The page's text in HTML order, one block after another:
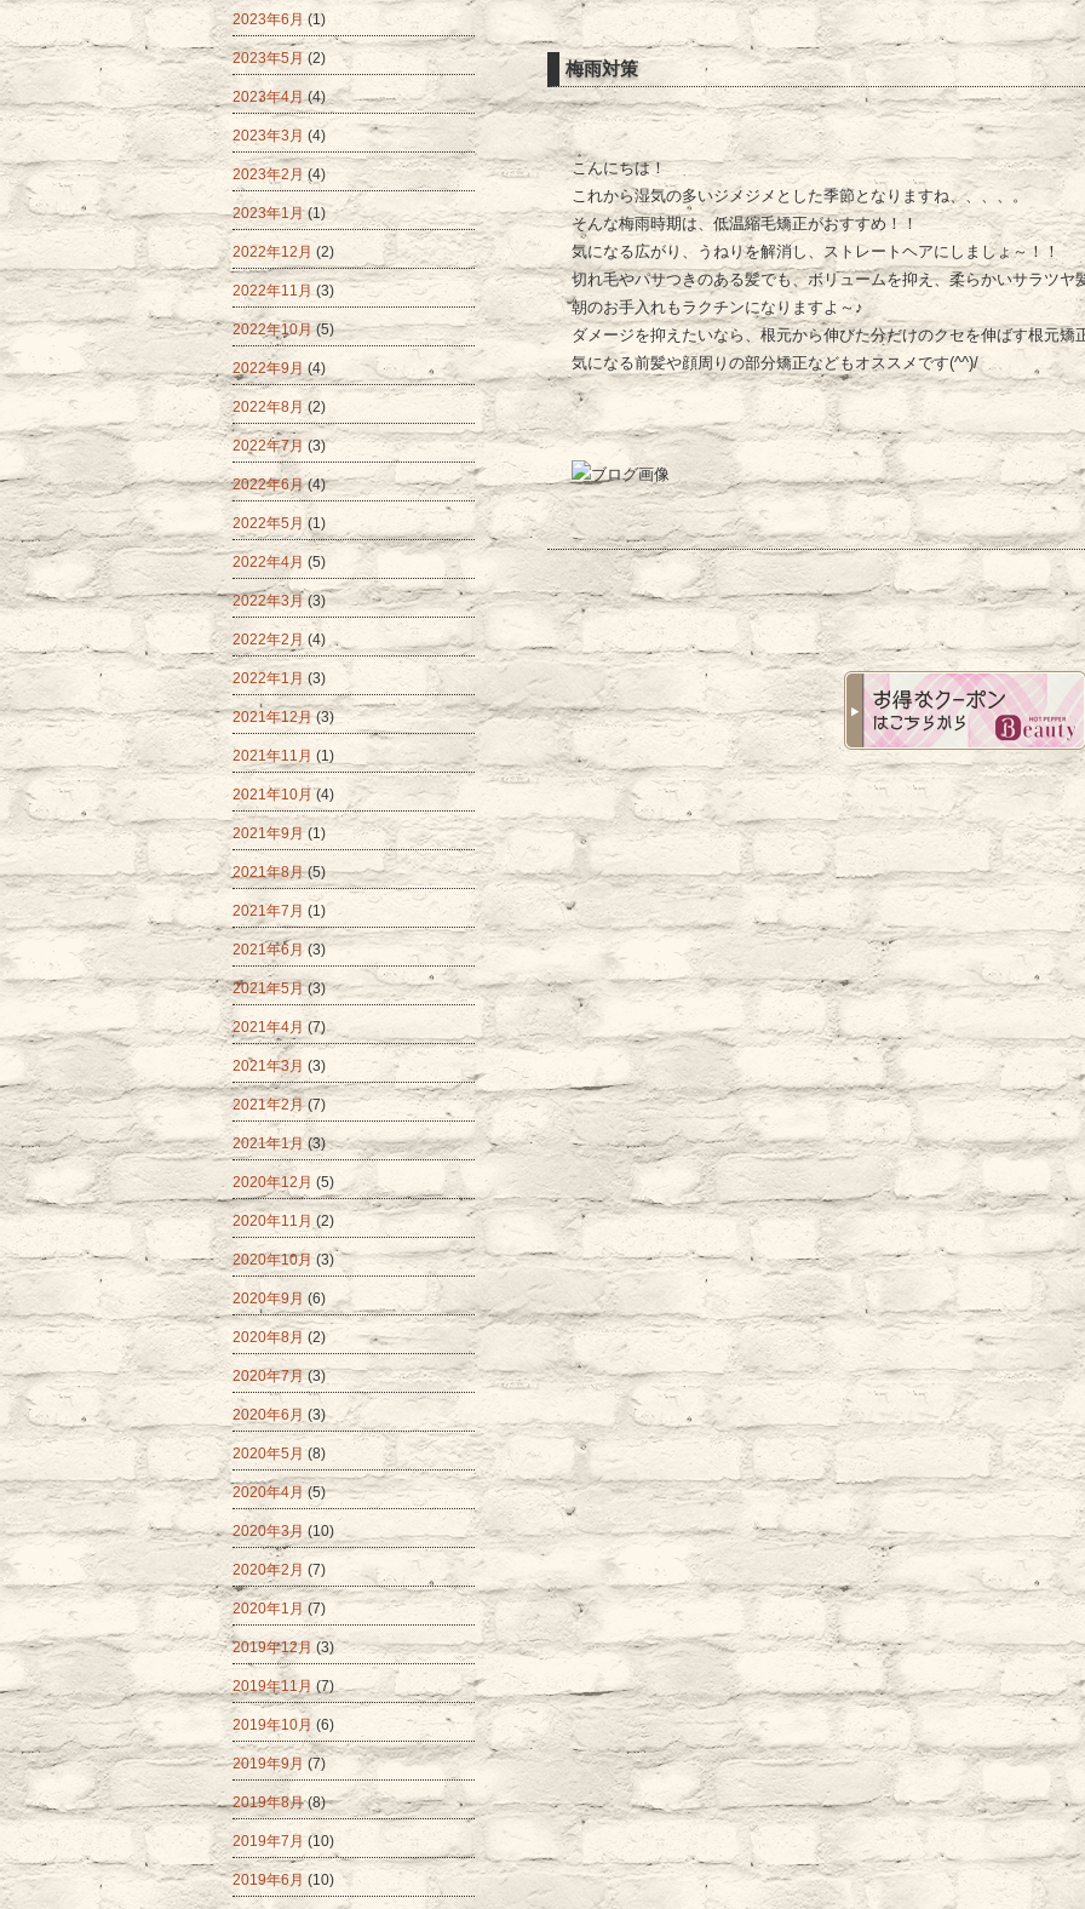
2023年6月 (1)
2023年5月 (2)
2023年4月(4)
2023年3月 (4)
2023年2月 (4)
2023年1月 (1)
2022年12月 (2)
2022年11月 (3)
2022年10月(5)
2022年9月 (4)
2022年8月(2)
2022年7月 (3)
2022年6月(4)
2022年5月 (1)
2022年4月 (5)
2022年3月 (3)
2022年2月(4)
2022年1月 (3)
2021年12月(3)
2021年11月 (1)
2021年10月(4)
2021年9月(1)
2021年8月(5)
2021年7月 (1)
2021年6月 (3)
2021年5月(3)
2021年4月 (7)
2021年3月 (3)
2021年2月(7)
2021年1月(3)
2020年12月 (5)
2020年11月 (2)
2020年10月 (3)
2020年9月 (6)
2020年8月 (2)
2020年7月(3)
2020年6月 (3)
2020年5月 (8)
2020年4月 (5)
2020年3月 (10)
2020年2月 (7)
2020年1月 (7)
2019年12月 (3)
2019年11月 (7)
2019年10月 (6)
2019年9月 (7)
2019年8月(8)
2019年7月 (10)
2019年6月 (10)
梅雨対策
こんにちは！
これから湿気の多いジメジメとした季節となりますね、、、、。
そんな梅雨時期は、低温縮毛矯正がおすすめ！！
気になる広がり、うねりを解消し、ストレートヘアにしましょ～！！
切れ毛やパサつきのある髪でも、ボリュームを抑え、柔らかいサラツ
朝のお手入れもラクチンになりますよ～♪
ダメージを抑えたいなら、根元から伸びた分だけのクセを伸ばす根元矯
気になる前髪や顔周りの部分矯正などもオススメです(^^)/